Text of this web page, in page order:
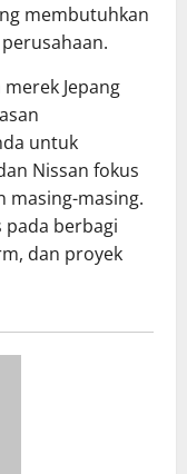
membutuhkan
Jepang
untuk
Nissan fokus
masing-masing.
pada berbagi
dan proyek